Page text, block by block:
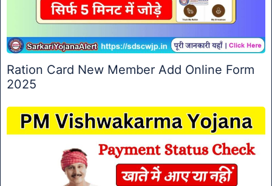
Ration Card New Member Add Online Form
2025